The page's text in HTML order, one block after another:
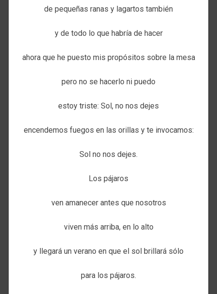
de pequeñas ranas y lagartos también
y de todo lo que habría de hacer
ahora que he puesto mis propósitos sobre la mesa
pero no se hacerlo ni puedo
estoy triste: Sol, no nos dejes
encendemos fuegos en las orillas y te invocamos:
Sol no nos dejes.
Los pájaros
ven amanecer antes que nosotros
viven más arriba, en lo alto
y llegará un verano en que el sol brillará sólo
para los pájaros.